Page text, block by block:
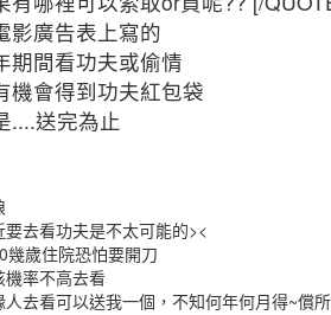
影廣告表上寫的
期間看功夫或偷情
機會得到功夫紅包袋
....送完為止
要去看功夫是不太可能的><
幾歲住院恐怕要開刀
機率不高去看
人去看可以送我一個，不知何年何月得~償